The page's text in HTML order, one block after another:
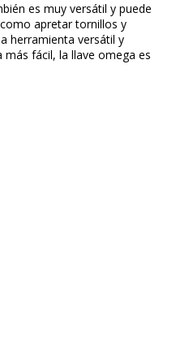
es muy versátil y puede
apretar tornillos y
herramienta versátil y
más fácil, la llave omega es